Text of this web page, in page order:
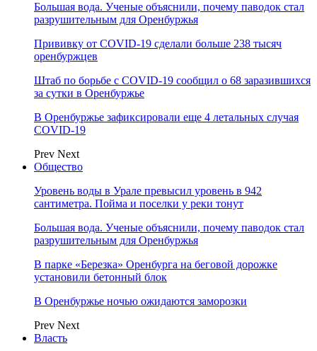
Большая вода. Ученые объяснили, почему паводок стал
разрушительным для Оренбуржья
Прививку от COVID-19 сделали больше 238 тысяч
оренбуржцев
Штаб по борьбе с СOVID-19 сообщил о 68 заразившихся
за сутки в Оренбуржье
В Оренбуржье зафиксировали еще 4 летальных случая
COVID-19
Prev Next
Общество
Уровень воды в Урале превысил уровень в 942
сантиметра. Пойма и поселки у реки тонут
Большая вода. Ученые объяснили, почему паводок стал
разрушительным для Оренбуржья
В парке «Березка» Оренбурга на беговой дорожке
установили бетонный блок
В Оренбуржье ночью ожидаются заморозки
Prev Next
Власть